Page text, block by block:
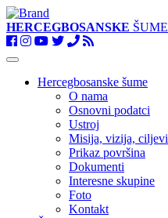
HERCEGBOSANSKE ŠUME
Toggle
navigationHercegbosanske šume
O nama
Osnovni podatci
Ustroj
Misija, vizija, ciljevi
Prikaz površina
Dokumenti
Interesne skupine
Foto
Kontakt